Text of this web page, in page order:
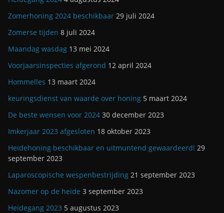
Zomerhoning 2024 beschikbaar 29 juli 2024
Zomerse tijden 8 juli 2024
Maandag wasdag 13 mei 2024
Voorjaarsinspecties afgerond 12 april 2024
Hommelles 13 maart 2024
keuringsdienst van waarde over honing 5 maart 2024
De beste wensen voor 2024 30 december 2023
Imkerjaar 2023 afgesloten 18 oktober 2023
Heidehoning beschikbaar en uitmuntend gewaardeerd! 29
september 2023
Laparoscopische wespenbestrijding 21 september 2023
Nazomer op de heide 3 september 2023
Heidegang 2023 5 augustus 2023